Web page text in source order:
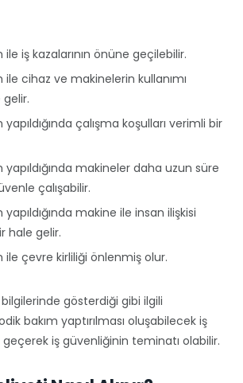
ile iş kazalarının önüne geçilebilir.
ile cihaz ve makinelerin kullanımı
yapıldığında çalışma koşulları verimli bir
yapıldığında makineler daha uzun süre
çalışabilir.
yapıldığında makine ile insan ilişkisi
hale gelir.
ile çevre kirliliği önlenmiş olur.
gösterdiği gibi ilgili
bakım yaptırılması oluşabilecek iş
geçerek iş güvenliğinin teminatı olabilir.